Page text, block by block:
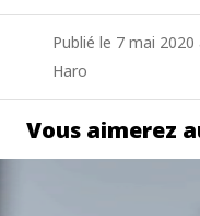
Publié le 7 mai
Haro
Vous aimerez